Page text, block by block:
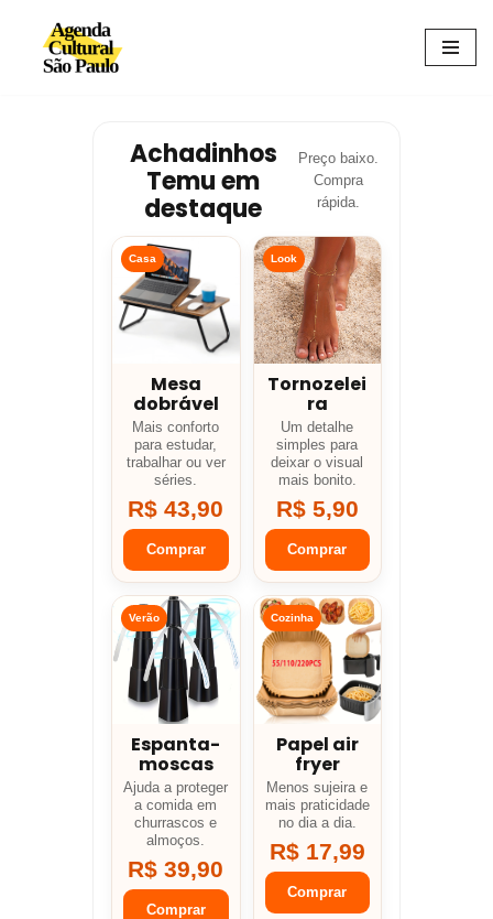
Avançar
Achadinhos
Temu em
destaque
Preço baixo.
Compra
rápida.
Casa
Mesa
dobrável
Mais conforto
para estudar,
trabalhar ou ver
séries.
R$ 43,90
Comprar
Look
Tornozelei
ra
Um detalhe
simples para
deixar o visual
mais bonito.
R$ 5,90
Comprar
Verão
Espanta-
moscas
Ajuda a proteger
a comida em
churrascos e
almoços.
R$ 39,90
Comprar
Cozinha
Papel air
fryer
Menos sujeira e
mais praticidade
no dia a dia.
R$ 17,99
Comprar